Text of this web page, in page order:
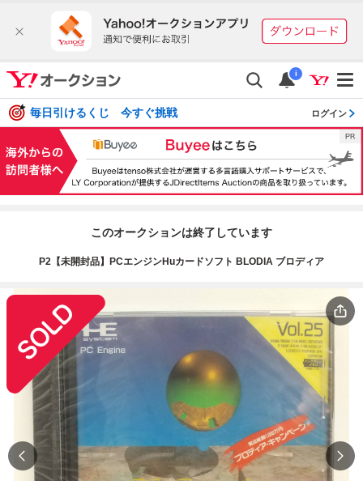
i
毎日引けるくじ 今すぐ挑戦 ログイン
このオークションは終了しています
P2【未開封品】PCエンジンHuカードソフト BLODIA ブロディア